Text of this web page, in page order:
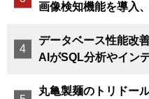
画像検知機能を導入
データベース性能改
AIがSQL分析やイン
丸亀製麺のトリドー